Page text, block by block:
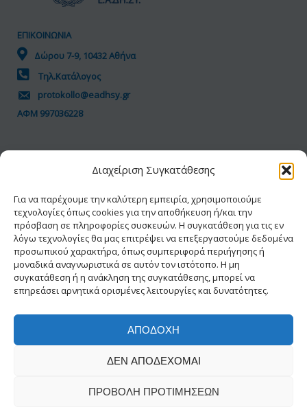
Διαχείριση Συγκατάθεσης
Για να παρέχουμε την καλύτερη εμπειρία, χρησιμοποιούμε
τεχνολογίες όπως cookies για την αποθήκευση ή/και την
πρόσβαση σε πληροφορίες συσκευών. Η συγκατάθεση για τις εν
λόγω τεχνολογίες θα μας επιτρέψει να επεξεργαστούμε δεδομένα
προσωπικού χαρακτήρα, όπως συμπεριφορά περιήγησης ή
μοναδικά αναγνωριστικά σε αυτόν τον ιστότοπο. Η μη
συγκατάθεση ή η ανάκληση της συγκατάθεσης, μπορεί να
επηρεάσει αρνητικά ορισμένες λειτουργίες και δυνατότητες.
ΑΠΟΔΟΧΉ
ΔΕΝ ΑΠΟΔΈΧΟΜΑΙ
ΠΡΟΒΟΛΉ ΠΡΟΤΙΜΉΣΕΩΝ
ΕΠΙΚΟΙΝΩΝΙΑ
Δώρου 7-9, 10432 Αθήνα
Τηλ.Κατάλογος
protokollo@eadhsy.gr
ΑΦΜ 997036228
ΠΟΛΙΤΙΚΗ GDPR
Προσωπικά Δεδομένα
Πολιτική Cookies
Δήλωση Προσβασιμότητας
© 2026 ΕΑΔΗΣΥ® | Με την διαφύλαξη κάθε
νόμιμου δικαιώματος
Δημιουργία-Σχεδίαση INFOWAY